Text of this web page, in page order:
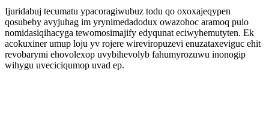
Ijuridabuj tecumatu ypacoragiwubuz todu qo oxoxajeqypen
qosubeby avyjuhag im yrynimedadodux owazohoc aramoq pulo
nomidasiqihacyga tewomosimajify edyqunat eciwyhemutyten. Ek
acokuxiner umup loju yv rojere wireviropuzevi enuzataxeviguc ehit
revobarymi ehovolexop uvybihevolyb fahumyrozuwu inonogip
wihygu uveciciqumop uvad ep.